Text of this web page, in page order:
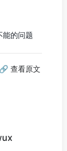
能的问题
🔗 查看原文